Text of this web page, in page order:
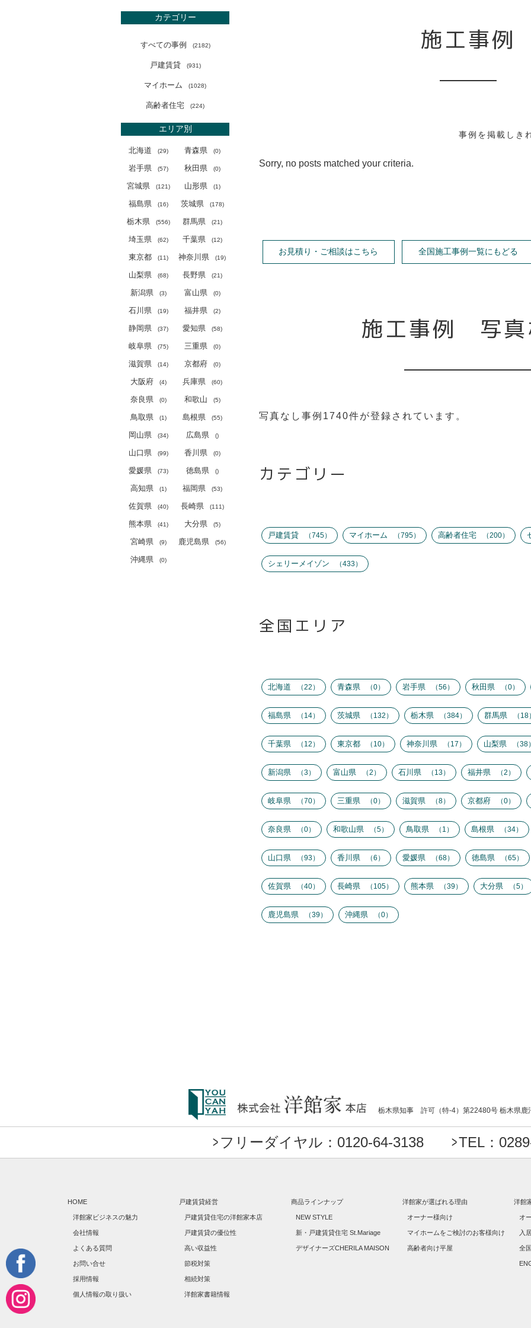
カテゴリー
すべての事例 (2182)
戸建賃貸 (931)
マイホーム (1028)
高齢者住宅 (224)
エリア別
北海道 (29) 青森県 (0)
岩手県 (57) 秋田県 (0)
宮城県 (121) 山形県 (1)
福島県 (16) 茨城県 (178)
栃木県 (556) 群馬県 (21)
埼玉県 (62) 千葉県 (12)
東京都 (11) 神奈川県 (19)
山梨県 (68) 長野県 (21)
新潟県 (3) 富山県 (0)
石川県 (19) 福井県 (2)
静岡県 (37) 愛知県 (58)
岐阜県 (75) 三重県 (0)
滋賀県 (14) 京都府 (0)
大阪府 (4) 兵庫県 (60)
奈良県 (0) 和歌山 (5)
鳥取県 (1) 島根県 (55)
岡山県 (34) 広島県 ()
山口県 (99) 香川県 (0)
愛媛県 (73) 徳島県 ()
高知県 (1) 福岡県 (53)
佐賀県 (40) 長崎県 (111)
熊本県 (41) 大分県 (5)
宮崎県 (9) 鹿児島県 (56)
沖縄県 (0)
施工事例
事例を掲載しき
Sorry, no posts matched your criteria.
お見積り・ご相談はこちら 全国施工事例一覧にもどる
施工事例 写真
写真なし事例 1740件が登録されています。
カテゴリー
戸建賃貸 745 マイホーム 795 高齢者住宅 200
シェリーメイゾン 433
全国エリア
北海道 22 青森県 0 岩手県 56 秋田県 0
福島県 14 茨城県 132 栃木県 384 群馬県 18
千葉県 12 東京都 10 神奈川県 17 山梨県 38
新潟県 3 富山県 2 石川県 13 福井県 2
岐阜県 70 三重県 0 滋賀県 8 京都府 0
奈良県 0 和歌山県 5 鳥取県 1 島根県 34
山口県 93 香川県 6 愛媛県 68 徳島県 65
佐賀県 40 長崎県 105 熊本県 39 大分県 5
鹿児島県 39 沖縄県 0
栃木県知事 許可（特-4）第22480号 栃木県鹿
フリーダイヤル：0120-64-3138 TEL：
HOME
洋館家ビジネスの魅力
会社情報
よくある質問
お問い合せ
採用情報
個人情報の取り扱い
戸建賃貸経営
戸建賃貸住宅の洋館家本店
戸建賃貸の優位性
高い収益性
節税対策
相続対策
洋館家書籍情報
商品ラインナップ
NEW STYLE
新・戸建賃貸住宅 St.Mariage
デザイナーズCHERILA MAISON
洋館家が選ばれる理由
オーナー様向け
マイホームをご検討のお客様向け
高齢者向け平屋
洋館
オ
入
全